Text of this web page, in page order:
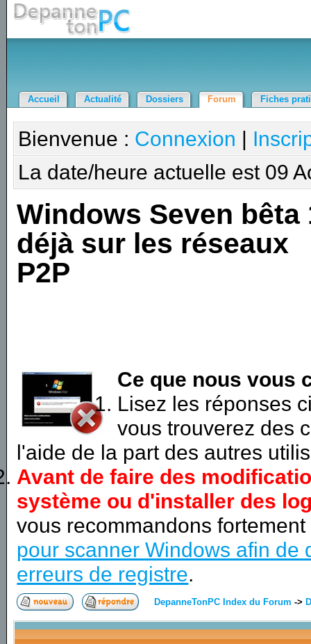
Accueil Actualité Dossiers Forum Fiches
Bienvenue : Connexion |
La date/heure actuelle est 09
Windows Seven bêta
déjà sur les réseaux
P2P
Ce que nous vous
Lisez les réponses
vous trouverez des
l'aide de la part des autres
Avant de faire des
système ou d'installer des
vous recommandons
pour scanner Windows afin de
erreurs de registre.
DepanneTonPC Index du Forum ->